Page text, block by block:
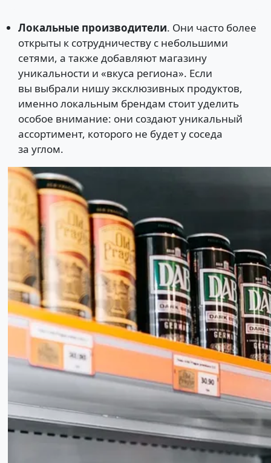
Локальные производители. Они часто более
открыты к сотрудничеству с небольшими
сетями, а также добавляют магазину
уникальности и «вкуса региона». Если
вы выбрали нишу эксклюзивных продуктов,
именно локальным брендам стоит уделить
особое внимание: они создают уникальный
ассортимент, которого не будет у соседа
за углом.